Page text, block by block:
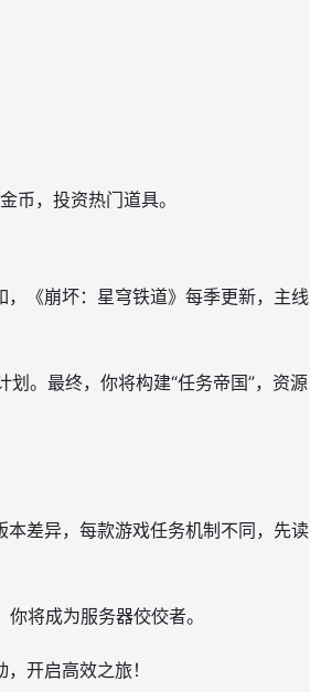
币，投资热门道具。
《崩坏：星穹铁道》每季更新，主线
。最终，你将构建“任务帝国”，资源
差异，每款游戏任务机制不同，先读
将成为服务器佼佼者。
开启高效之旅！